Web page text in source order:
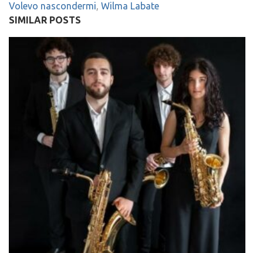
Volevo nascondermi, Wilma Labate
SIMILAR POSTS